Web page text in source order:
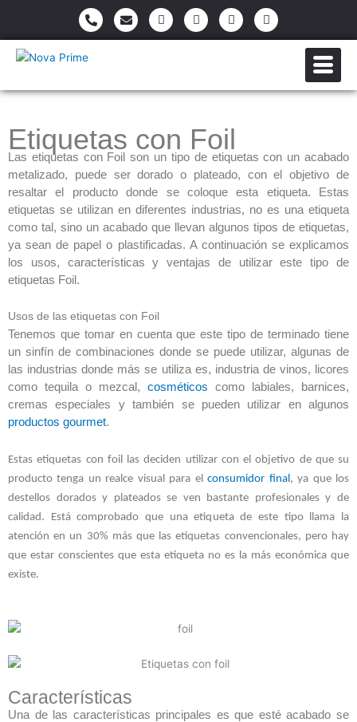
contenido
P
h
o
l
E
n
v
e
F
a
c
k
I
n
s
a
Y
o
u
W
h
a
p
Etiquetas con Foil
Las etiquetas con Foil son un tipo de etiquetas con un acabado
metalizado, puede ser dorado o plateado, con el objetivo de
resaltar el producto donde se coloque esta etiqueta. Estas
etiquetas se utilizan en diferentes industrias, no es una etiqueta
como tal, sino un acabado que llevan algunos tipos de etiquetas,
ya sean de papel o plastificadas. A continuación se explicamos
los usos, características y ventajas de utilizar este tipo de
etiquetas Foil.
Usos de las etiquetas con Foil
Tenemos que tomar en cuenta que este tipo de terminado tiene
un sinfín de combinaciones donde se puede utilizar, algunas de
las industrias donde más se utiliza es, industria de vinos, licores
como tequila o mezcal, cosméticos como labiales, barnices,
cremas especiales y también se pueden utilizar en algunos
productos gourmet.
Estas etiquetas con foil las deciden utilizar con el objetivo de que su
producto tenga un realce visual para elconsumidor final, ya que los
destellos dorados y plateados se ven bastante profesionales y de
calidad. Está comprobado que una etiqueta de este tipo llama la
atención en un 30% más que las etiquetas convencionales, pero hay
que estar conscientes que esta etiqueta no es la más económica que
existe.
Características
Una de las características principales es que esté acabado se